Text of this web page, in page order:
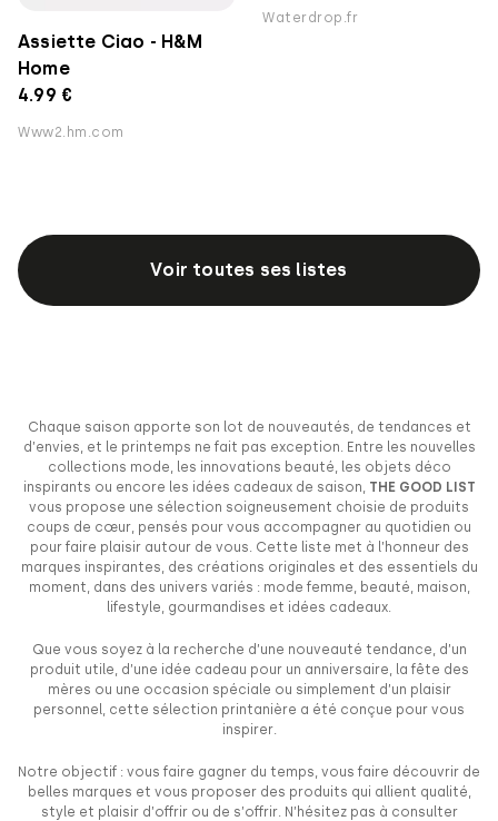
Waterdrop.fr
Assiette Ciao - H&M
Home
4.99 €
Www2.hm.com
Voir toutes ses listes
Chaque saison apporte son lot de nouveautés, de tendances et
d’envies, et le printemps ne fait pas exception. Entre les nouvelles
collections mode, les innovations beauté, les objets déco
inspirants ou encore les idées cadeaux de saison, THE GOOD LIST
vous propose une sélection soigneusement choisie de produits
coups de cœur, pensés pour vous accompagner au quotidien ou
pour faire plaisir autour de vous. Cette liste met à l’honneur des
marques inspirantes, des créations originales et des essentiels du
moment, dans des univers variés : mode femme, beauté, maison,
lifestyle, gourmandises et idées cadeaux.
Que vous soyez à la recherche d’une nouveauté tendance, d’un
produit utile, d’une idée cadeau pour un anniversaire, la fête des
mères ou une occasion spéciale ou simplement d’un plaisir
personnel, cette sélection printanière a été conçue pour vous
inspirer.
Notre objectif : vous faire gagner du temps, vous faire découvrir de
belles marques et vous proposer des produits qui allient qualité,
style et plaisir d’offrir ou de s’offrir. N’hésitez pas à consulter